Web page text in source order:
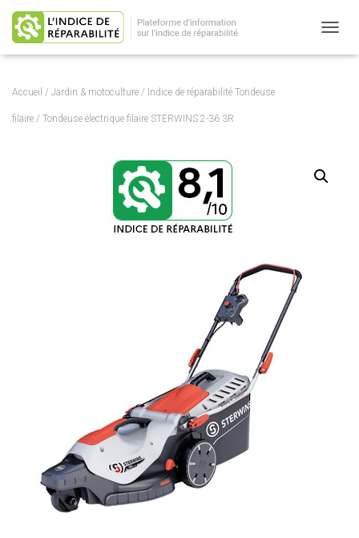
Accueil / Jardin & motoculture / Indice de réparabilité Tondeuse
filaire / Tondeuse électrique filaire STERWINS 2-36 3R